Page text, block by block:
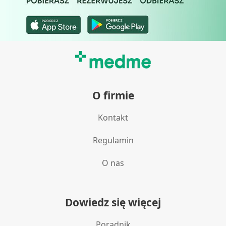
O firmie
Kontakt
Regulamin
O nas
Dowiedz się więcej
Identyfikowanie urządzeń na podstawie
aktywnie żądanych informacji